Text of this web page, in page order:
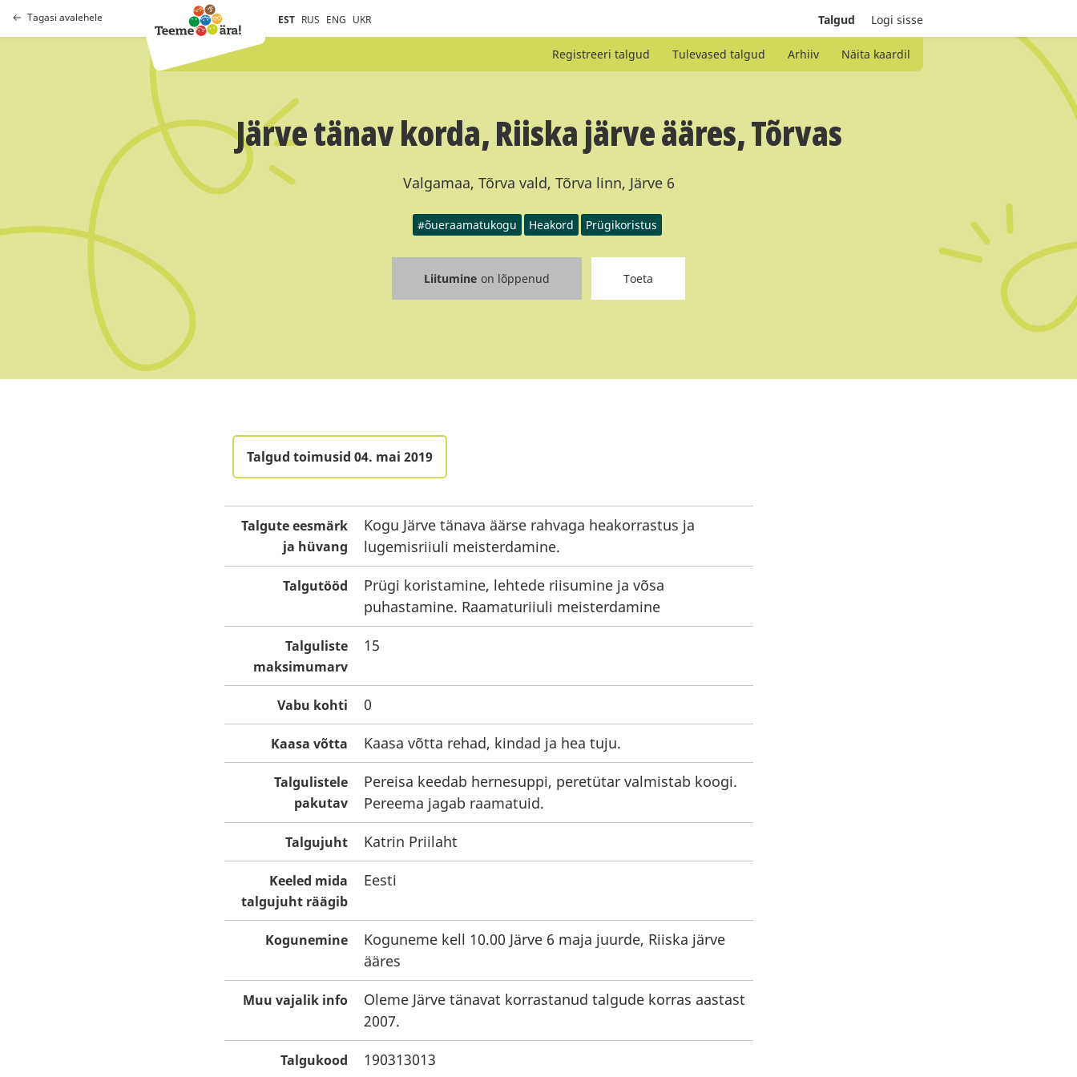
Tagasi avalehele EST RUS ENG UKR Talgud Logi sisse
Registreeri talgud Tulevased talgud Arhiiv Näita kaardil
Järve tänav korda, Riiska järve ääres, Tõrvas
Valgamaa, Tõrva vald, Tõrva linn, Järve 6
#õueraamatukogu Heakord Prügikoristus
Liitumine on lõppenud Toeta
Talgud toimusid 04. mai 2019
Talgute eesmärk
ja hüvang
Kogu Järve tänava äärse rahvaga heakorrastus ja
lugemisriiuli meisterdamine.
Talgutööd
Prügi koristamine, lehtede riisumine ja võsa
puhastamine. Raamaturiiuli meisterdamine
Talguliste
maksimumarv
15
Vabu kohti 0
Kaasa võtta Kaasa võtta rehad, kindad ja hea tuju.
Talgulistele
pakutav
Pereisa keedab hernesuppi, peretütar valmistab koogi.
Pereema jagab raamatuid.
Talgujuht Katrin Priilaht
Keeled mida
talgujuht räägib
Eesti
Kogunemine
Koguneme kell 10.00 Järve 6 maja juurde, Riiska järve
ääres
Muu vajalik info
Oleme Järve tänavat korrastanud talgude korras aastast
2007.
Talgukood 190313013